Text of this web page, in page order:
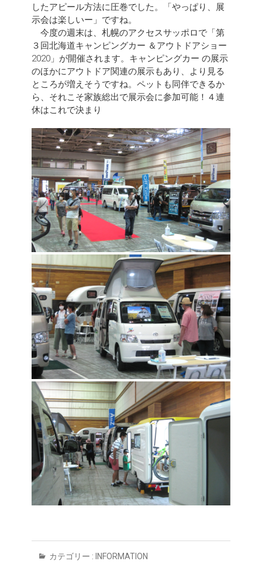
したアピール方法に圧巻でした。「やっぱり、展
示会は楽しいー」ですね。
今度の週末は、札幌のアクセスサッポロで「第
３回北海道キャンピングカー ＆アウトドアショー
2020」が開催されます。キャンピングカー の展示
のほかにアウトドア関連の展示もあり、より見る
ところが増えそうですね。ペットも同伴できるか
ら、それこそ家族総出で展示会に参加可能！４連
休はこれで決まり
カテゴリー : INFORMATION